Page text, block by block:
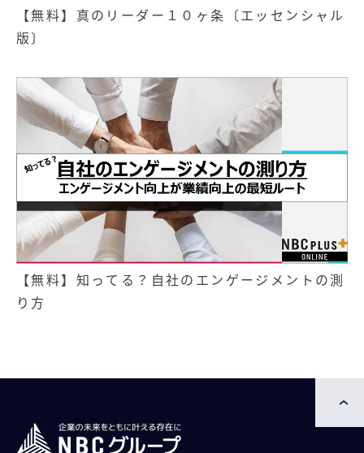
【無料】真のリーダー１０ヶ条〔エッセンシャル
版〕
【無料】知ってる？自社のエンゲージメントの測
り方